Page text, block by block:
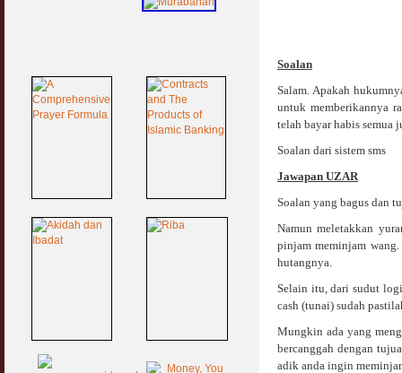
Soalan
Salam. Apakah
untuk memberikannya
telah bayar habis semua
Soalan dari sistem sms
Jawapan UZAR
Soalan yang bagus dan
Namun meletakkan
pinjam meminjam
hutangnya.
Selain itu, dari sudut
cash (tunai) sudah
Mungkin ada yang
bercanggah dengan
adik anda ingin